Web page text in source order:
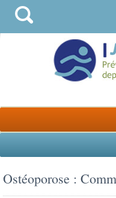
Ostéoporose :